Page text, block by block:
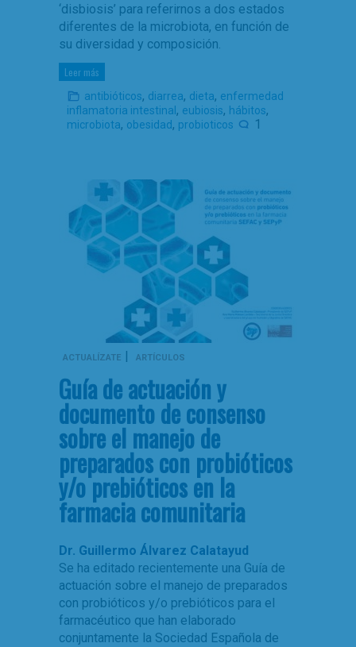
‘disbiosis’ para referirnos a dos estados
diferentes de la microbiota, en función de
su diversidad y composición.
Leer más
antibióticos, diarrea, dieta, enfermedad
inflamatoria intestinal , eubiosis, hábitos,
microbiota, obesidad, probioticos 1
ACTUALÍZATE | ARTÍCULOS
Guía de actuación y
documento de consenso
sobre el manejo de
preparados con probióticos
y/o prebióticos en la
farmacia comunitaria
Dr. Guillermo Álvarez Calatayud
Se ha editado recientemente una Guía de
actuación sobre el manejo de preparados
con probióticos y/o prebióticos para el
farmacéutico que han elaborado
conjuntamente la Sociedad Española de